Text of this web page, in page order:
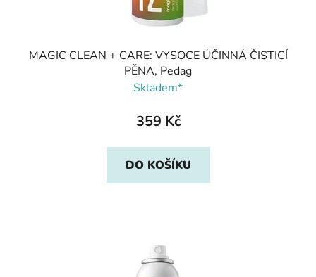
MAGIC CLEAN + CARE: VYSOCE ÚČINNÁ ČISTICÍ
PĚNA, Pedag
Skladem*
359 Kč
DO KOŠÍKU